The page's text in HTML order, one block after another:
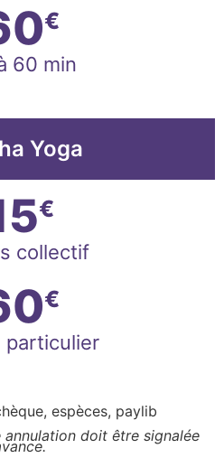
€
60 min
Yoga
€
collectif
€
particulier
espèces, paylib
doit être signalée